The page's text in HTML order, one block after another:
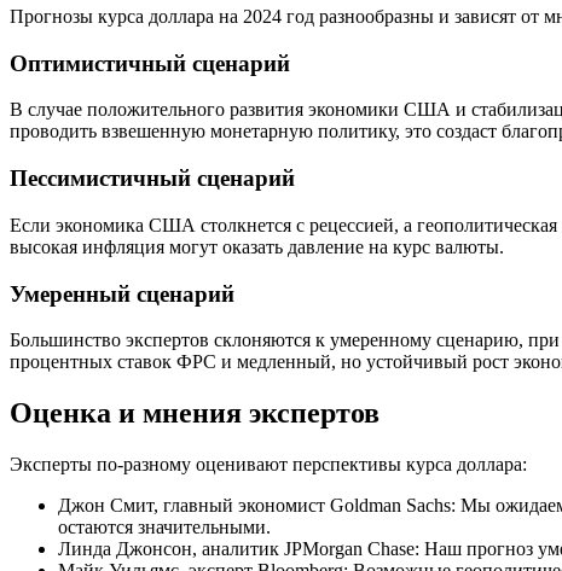
Прогнозы курса доллара на 2024 год разнообразны и зависят
Оптимистичный сценарий
В случае положительного развития экономики США и
проводить взвешенную монетарную политику, это создаст
Пессимистичный сценарий
Если экономика США столкнется с рецессией, а
высокая инфляция могут оказать давление на курс валюты.
Умеренный сценарий
Большинство экспертов склоняются к умеренному сценарию,
процентных ставок ФРС и медленный, но устойчивый рост
Оценка и мнения экспертов
Эксперты по-разному оценивают перспективы курса доллара:
Джон Смит, главный экономист Goldman Sachs: Мы
остаются значительными.
Линда Джонсон, аналитик JPMorgan Chase: Наш прогноз